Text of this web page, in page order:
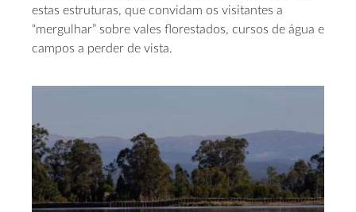
estas estruturas, que convidam os visitantes a
“mergulhar” sobre vales florestados, cursos de água e
campos a perder de vista.